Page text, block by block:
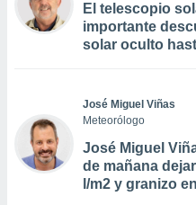
El telescopio
importante
solar oculto
José Miguel Viñas
Meteorólogo
José Miguel
de mañana
l/m2 y granizo